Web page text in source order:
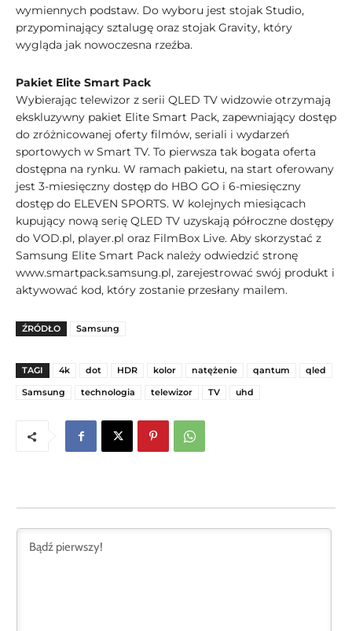
wymiennych podstaw. Do wyboru jest stojak Studio,
przypominający sztalugę oraz stojak Gravity, który
wygląda jak nowoczesna rzeźba.
Pakiet Elite Smart Pack
Wybierając telewizor z serii QLED TV widzowie otrzymają
ekskluzywny pakiet Elite Smart Pack, zapewniający dostęp
do zróżnicowanej oferty filmów, seriali i wydarzeń
sportowych w Smart TV. To pierwsza tak bogata oferta
dostępna na rynku. W ramach pakietu, na start oferowany
jest 3-miesięczny dostęp do HBO GO i 6-miesięczny
dostęp do ELEVEN SPORTS. W kolejnych miesiącach
kupujący nową serię QLED TV uzyskają półroczne dostępy
do VOD.pl, player.pl oraz FilmBox Live. Aby skorzystać z
Samsung Elite Smart Pack należy odwiedzić stronę
www.smartpack.samsung.pl, zarejestrować swój produkt i
aktywować kod, który zostanie przesłany mailem.
ŹRÓDŁO Samsung
TAGI 4k dot HDR kolor natężenie qantum
qled
Samsung
technologia telewizor TV uhd